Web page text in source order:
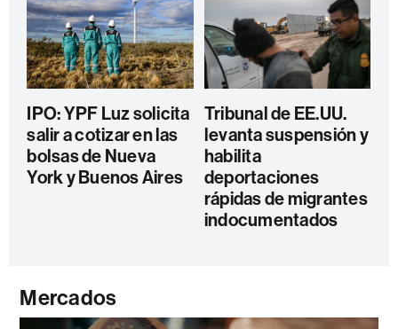
IPO: YPF Luz solicita
salir a cotizar en las
bolsas de Nueva
York y Buenos Aires
Tribunal de EE.UU.
levanta suspensión y
habilita
deportaciones
rápidas de migrantes
indocumentados
Mercados